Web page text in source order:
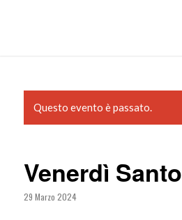
Questo evento è passato.
Venerdì Santo
29 Marzo 2024